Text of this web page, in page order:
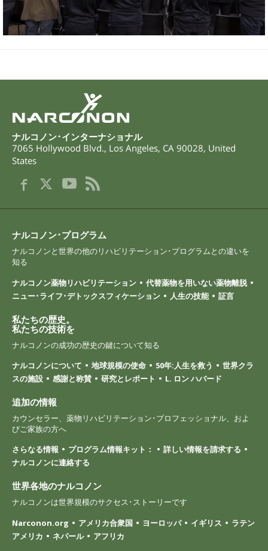
ナルコノン･インターナショナル
7065 Hollywood Blvd., Los Angeles, CA 90028, United
States
ナルコノン･プログラム
ナルコノンと世界の他のリハビリテーション･プログラムとの違いを
知る
ナルコノン薬物リハビリテーション
代替薬物を用いない薬物離脱
ニュー･ライフ･デトックスフィケーション
人生の技能 証言
私たちの歴史。
私たちの技術を
ナルコノンの成功の歴史の鍵について知る
ナルコノンについて
地球規模の使命 50年:人生を救う
世界クラ
スの施設
感謝と称賛 研究とレポート L. ロン ハバード
追加の情報
カウンセラー、薬物リハビリテーション･プロフェッショナル、およ
びご家族の方へ
さらなる情報
プログラム情報キット：
詳しい情報を請求する
ナルコノンに連絡する
世界各地のナルコノン
ナルコノンは世界規模のサクセス･ストーリーです
Narconon.org
アメリカ合衆国 ヨーロッパ イギリス
ラテン
アメリカ
ネパール アフリカ